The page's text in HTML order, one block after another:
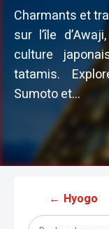
Charmants et
sur l’île
culture
tatamis.
Sumoto et...
← Hyogo